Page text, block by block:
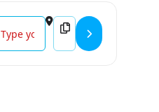
- Vortrag: Die Ruhe
Destination Address